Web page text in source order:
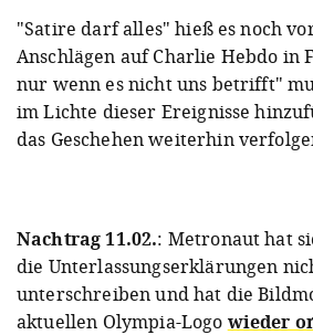
"Satire darf alles" hieß es noch
Anschlägen auf Charlie Hebdo in
nur wenn es nicht uns betrifft"
im Lichte dieser Ereignisse
das Geschehen weiterhin
Nachtrag 11.02.: Metronaut hat
die Unterlassungserklärungen
unterschreiben und hat die
aktuellen Olympia-Logo wieder